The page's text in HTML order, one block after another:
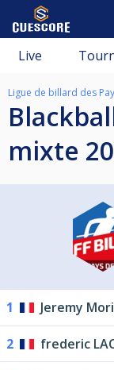
Live
Ligue de billard des
Blackball PDL - Consolante
mixte
1 Jeremy
2 frederic